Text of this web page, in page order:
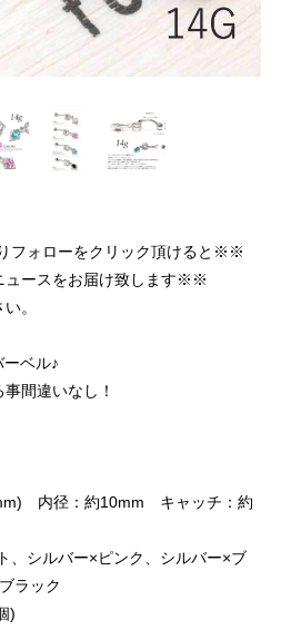
フォローをクリック頂けると※※
ースをお届け致します※※
。
ベル♪
間違いなし！
内径：約10mm キャッチ：約
、シルバー×ピンク、シルバー×ブ
ラック
)